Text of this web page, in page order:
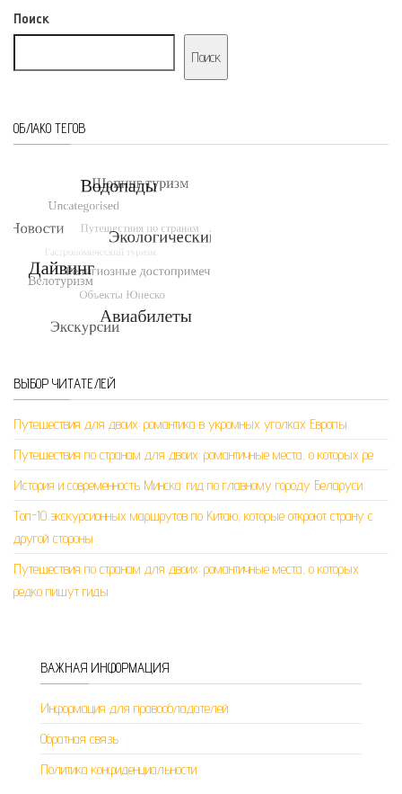
Поиск
Поиск
ОБЛАКО ТЕГОВ
ВЫБОР ЧИТАТЕЛЕЙ
Путешествия для двоих: романтика в укромных уголках Европы
Путешествия по странам для двоих: романтичные места, о которых ре
История и современность Минска: гид по главному городу Беларуси
Топ-10 экскурсионных маршрутов по Китаю, которые откроют страну с
другой стороны
Путешествия по странам для двоих: романтичные места, о которых
редко пишут гиды
ВАЖНАЯ ИНФОРМАЦИЯ
Информация для правообладателей
Обратная связь
Политика конфиденциальности